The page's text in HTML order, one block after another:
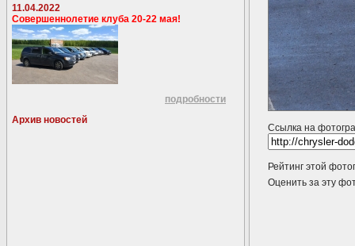
11.04.2022
Совершеннолетие клуба 20-22 мая!
подробности
Архив новостей
Ссылка на
Рейтинг этой
Оценить за эту